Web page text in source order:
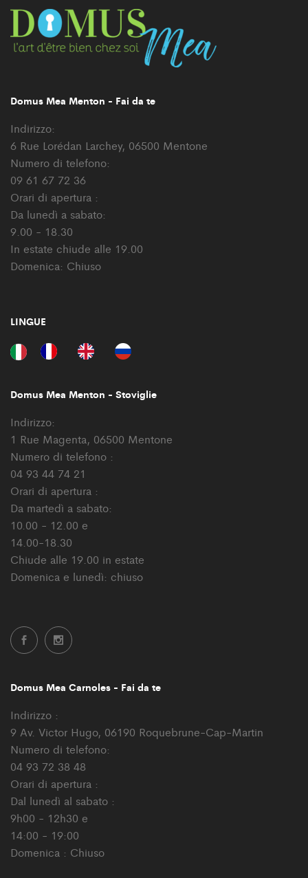
Domus Mea Menton - Fai da te
Indirizzo:
6 Rue Lorédan Larchey, 06500 Mentone
Numero di telefono:
09 61 67 72 36
Orari di apertura :
Da lunedì a sabato:
9.00 - 18.30
In estate chiude alle 19.00
Domenica: Chiuso
LINGUE
Domus Mea Menton - Stoviglie
Indirizzo:
1 Rue Magenta, 06500 Mentone
Numero di telefono :
04 93 44 74 21
Orari di apertura :
Da martedì a sabato:
10.00 - 12.00 e
14.00-18.30
Chiude alle 19.00 in estate
Domenica e lunedì: chiuso
Domus Mea Carnoles - Fai da te
Indirizzo :
9 Av. Victor Hugo, 06190 Roquebrune-Cap-Martin
Numero di telefono:
04 93 72 38 48
Orari di apertura :
Dal lunedì al sabato :
9h00 - 12h30 e
14:00 - 19:00
Domenica : Chiuso